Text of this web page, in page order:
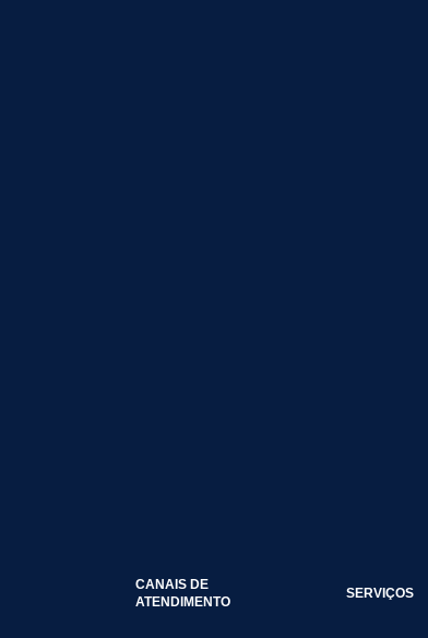
CANAIS DE
ATENDIMENTO
SERVIÇOS